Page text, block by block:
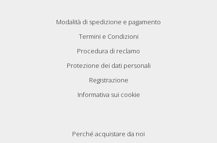
Modalità di spedizione e pagamento
Termini e Condizioni
Procedura di reclamo
Protezione dei dati personali
Registrazione
Informativa sui cookie
Perché acquistare da noi